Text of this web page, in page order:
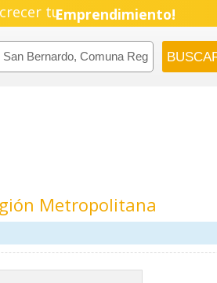
tuPyme!
Emprendimiento!
Metropolitana